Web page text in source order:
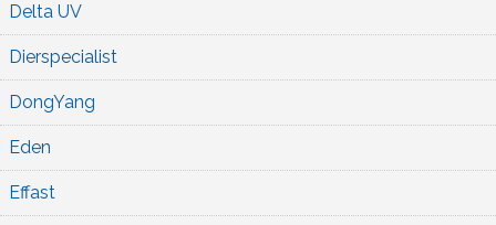
Delta UV
Dierspecialist
DongYang
Eden
Effast